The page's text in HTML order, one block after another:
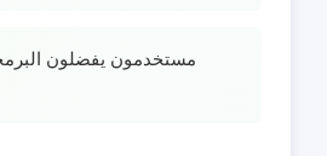
مستخدمون يفضلون